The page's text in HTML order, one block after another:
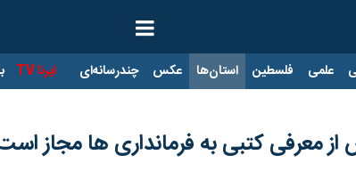
علمی فلسطین استان‌ها عکس چندرسانه‌ای ایرنا TV
معرفی کتبی به فرمانداری ها مجاز